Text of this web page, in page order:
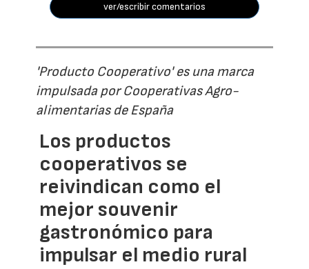
ver/escribir comentarios
'Producto Cooperativo' es una marca
impulsada por Cooperativas Agro-
alimentarias de España
Los productos
cooperativos se
reivindican como el
mejor souvenir
gastronómico para
impulsar el medio rural